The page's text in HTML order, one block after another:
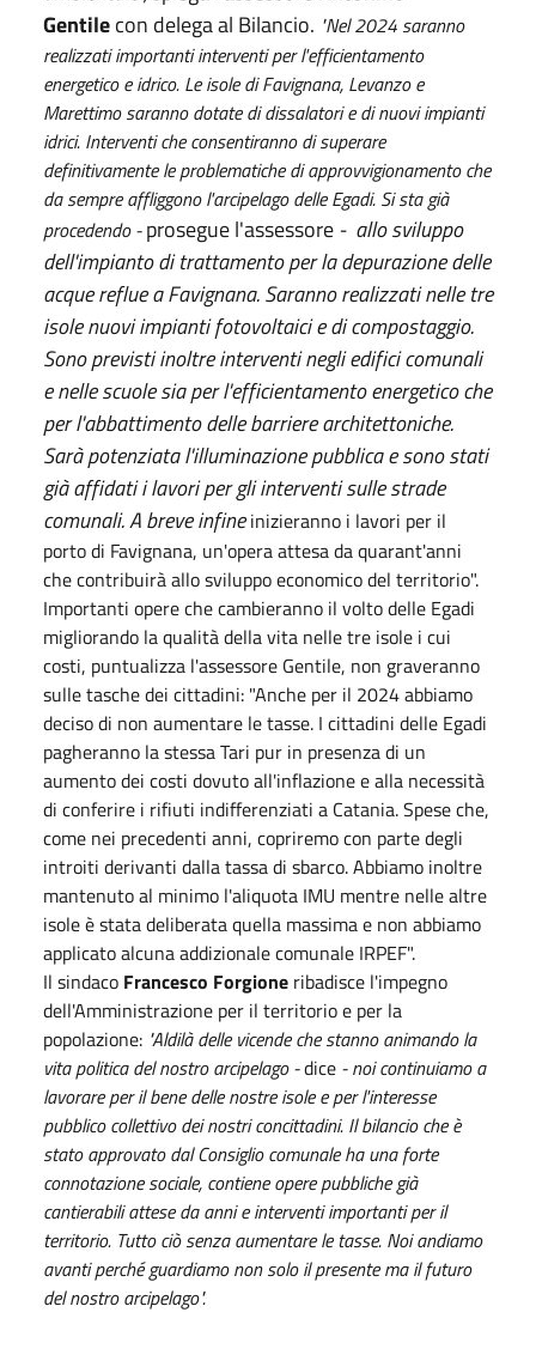
Gentilecon delega al Bilancio. "Nel 2024 saranno
realizzati importanti interventi per l'efficientamento
energetico e idrico. Le isole di Favignana, Levanzo e
Marettimo saranno dotate di dissalatori e di nuovi impianti
idrici. Interventi che consentiranno di superare
definitivamente le problematiche di approvvigionamento che
da sempre affliggono l'arcipelago delle Egadi. Si sta già
procedendo -prosegue l'assessore- allo sviluppo
dell'impianto di trattamento per la depurazione delle
acque reflue a Favignana. Saranno realizzati nelle tre
isole nuovi impianti fotovoltaici e di compostaggio.
Sono previsti inoltre interventi negli edifici comunali
e nelle scuole sia per l'efficientamento energetico che
per l'abbattimento delle barriere architettoniche.
Sarà potenziata l'illuminazione pubblica e sono stati
già affidati i lavori per gli interventi sulle strade
comunali. A breve infineinizieranno i lavori per il
porto di Favignana, un'opera attesa da quarant'anni
che contribuirà allo sviluppo economico del territorio".
Importanti opere che cambieranno il volto delle Egadi
migliorando la qualità della vita nelle tre isole i cui
costi, puntualizza l'assessore Gentile, non graveranno
sulle tasche dei cittadini: "Anche per il 2024 abbiamo
deciso di non aumentare le tasse. I cittadini delle Egadi
pagheranno la stessa Tari pur in presenza di un
aumento dei costi dovuto all'inflazione e alla necessità
di conferire i rifiuti indifferenziati a Catania. Spese che,
come nei precedenti anni, copriremo con parte degli
introiti derivanti dalla tassa di sbarco. Abbiamo inoltre
mantenuto al minimo l'aliquota IMU mentre nelle altre
isole è stata deliberata quella massima e non abbiamo
applicato alcuna addizionale comunale IRPEF".
Il sindaco Francesco Forgione ribadisce l'impegno
dell'Amministrazione per il territorio e per la
popolazione: "Aldilà delle vicende che stanno animando la
vita politica del nostro arcipelago -dice - noi continuiamo a
lavorare per il bene delle nostre isole e per l'interesse
pubblico collettivo dei nostri concittadini. Il bilancio che è
stato approvato dal Consiglio comunale ha una forte
connotazione sociale, contiene opere pubbliche già
cantierabili attese da anni e interventi importanti per il
territorio. Tutto ciò senza aumentare le tasse. Noi andiamo
avanti perché guardiamo non solo il presente ma il futuro
del nostro arcipelago".